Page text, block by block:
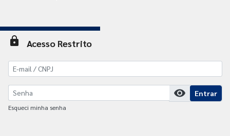
lock Acesso Restrito
visibility Entrar
Esqueci minha senha